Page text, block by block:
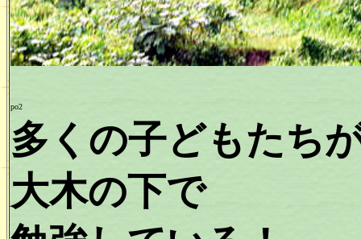
po2
多くの子どもたち
大木の下で